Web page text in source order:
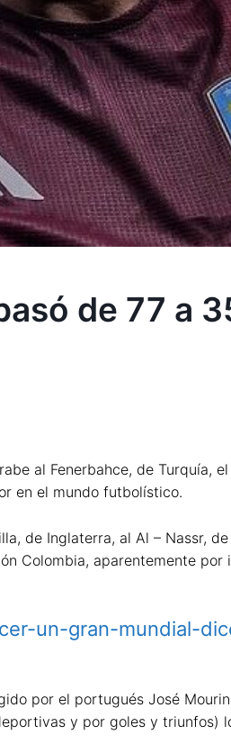
de 77 a
al Fenerbahce, de Turquía,
en el mundo futbolístico.
de Inglaterra, al Al – Nassr,
Colombia, aparentemente
un-gran-mundial-
por el portugués José
y por goles y triunfos)